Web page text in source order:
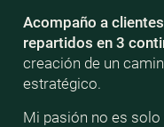
Acompaño a
repartidos en 3
creación de un
estratégico.
Mi pasión no es